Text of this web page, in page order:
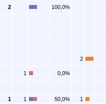
2 100,0%
2
1 0,0%
1 1 50,0% 1